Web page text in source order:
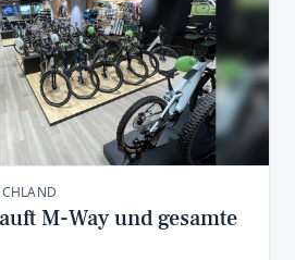
M-Way und gesamte